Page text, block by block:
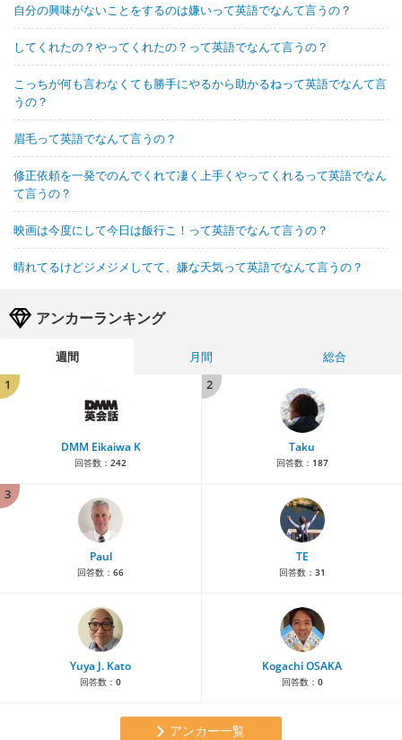
自分の興味がないことをするのは嫌いって英語でなんて言うの？
してくれたの？やってくれたの？って英語でなんて言うの？
こっちが何も言わなくても勝手にやるから助かるねって英語でなんて言
うの？
眉毛って英語でなんて言うの？
修正依頼を一発でのんでくれて凄く上手くやってくれるって英語でなん
て言うの？
映画は今度にして今日は飯行こ！って英語でなんて言うの？
晴れてるけどジメジメしてて、嫌な天気って英語でなんて言うの？
アンカーランキング
週間 月間
総合
1
DMM Eikaiwa K
回答数： 242
2
Taku
回答数： 187
3
Paul
回答数： 66
TE
回答数： 31
Yuya J. Kato
回答数： 0
Kogachi OSAKA
回答数： 0
アンカー一覧